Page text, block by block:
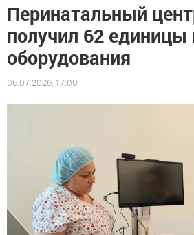
Перинатальный
получил 62 единицы
оборудования
06.07.2026, 17:00